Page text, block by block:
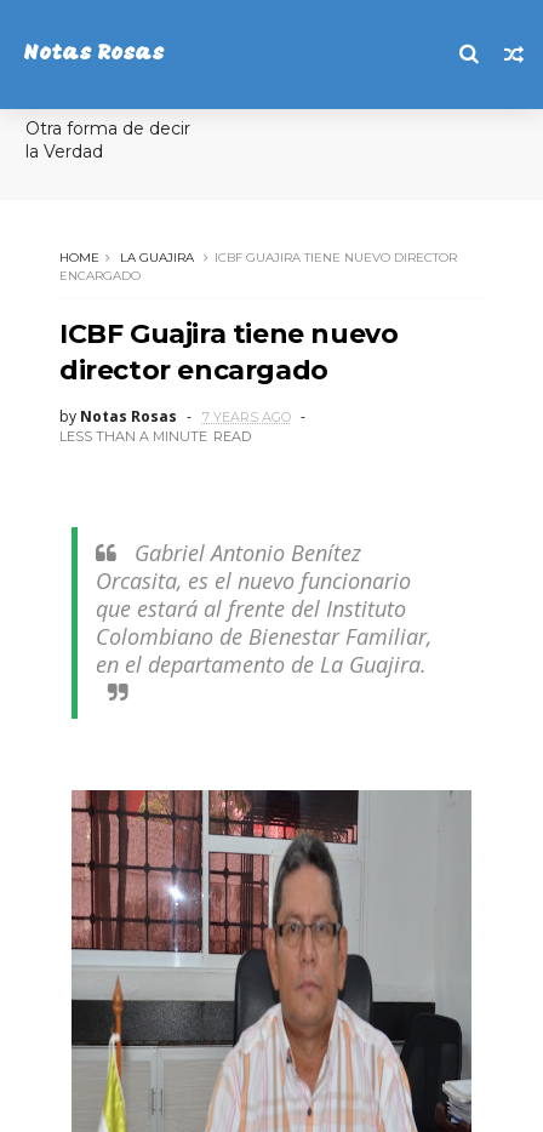
Notas Rosas
Otra forma de decir
la Verdad
HOME LA GUAJIRA
ICBF GUAJIRA TIENE NUEVO DIRECTOR
ENCARGADO
ICBF Guajira tiene nuevo
director encargado
by Notas Rosas
7 YEARS AGO
LESS THAN A MINUTE READ
Gabriel Antonio Benítez
Orcasita, es el nuevo funcionario
que estará al frente del Instituto
Colombiano de Bienestar Familiar,
en el departamento de La Guajira.